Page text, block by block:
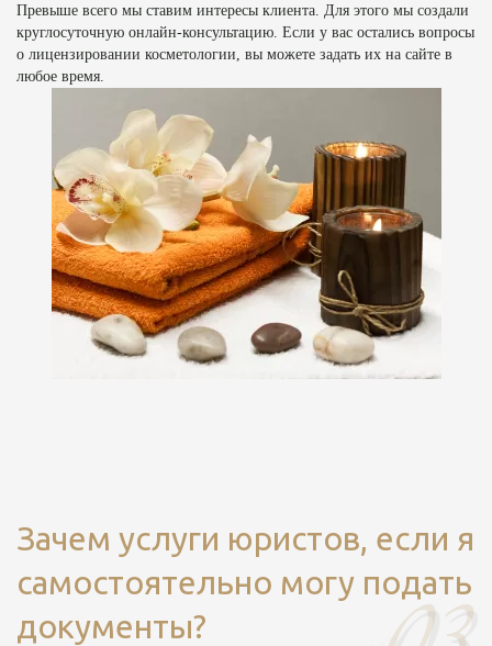
Превыше всего мы ставим интересы клиента. Для этого мы создали
круглосуточную онлайн-консультацию. Если у вас остались вопросы
о лицензировании косметологии, вы можете задать их на сайте в
любое время.
Зачем услуги юристов, если я
самостоятельно могу подать
документы?